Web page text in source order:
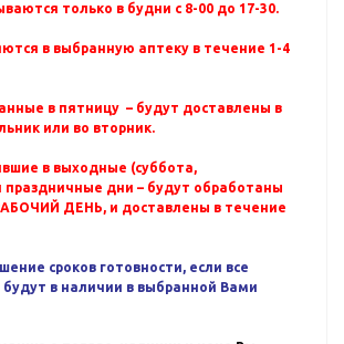
только в будни с 8-00 до 17-30.
в выбранную аптеку в течение 1-4
в пятницу – будут доставлены в
или во вторник.
в выходные (суббота,
праздничные дни – будут обработаны
ДЕНЬ, и доставлены в течение
сроков готовности, если все
будут в наличии в выбранной Вами